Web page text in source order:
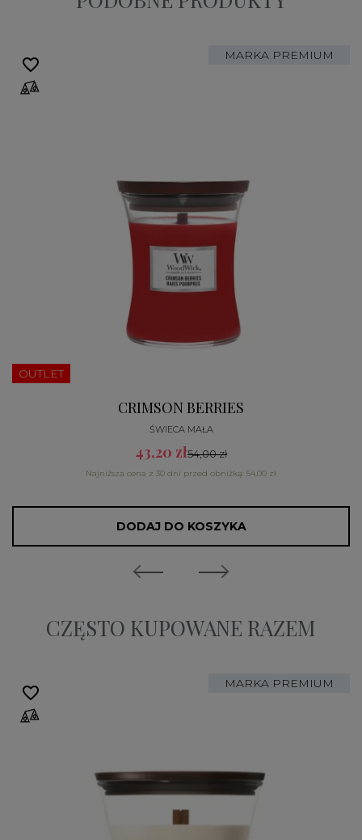
MARKA PREMIUM
OUTLET
CRIMSON BERRIES
ŚWIECA MAŁA
43,20 zł54,00 zł
Najniższa cena z 30 dni przed obniżką: 54,00 zł
DODAJ DO KOSZYKA
favorite_border
CZĘSTO KUPOWANE RAZEM
MARKA PREMIUM
favorite_border